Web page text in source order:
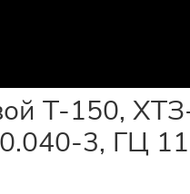
Т-150,
3, ГЦ